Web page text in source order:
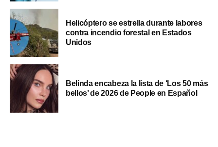
Helicóptero se estrella durante labores
contra incendio forestal en Estados
Unidos
Belinda encabeza la lista de ‘Los 50 más
bellos’ de 2026 de People en Español